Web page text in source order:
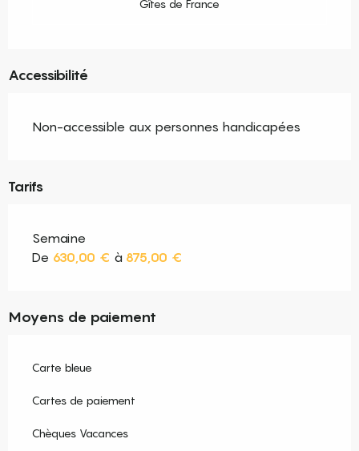
Gîtes de France
Accessibilité
Non-accessible aux personnes handicapées
Tarifs
Semaine
De 630,00 € à 875,00 €
Moyens de paiement
Carte bleue
Cartes de paiement
Chèques Vacances